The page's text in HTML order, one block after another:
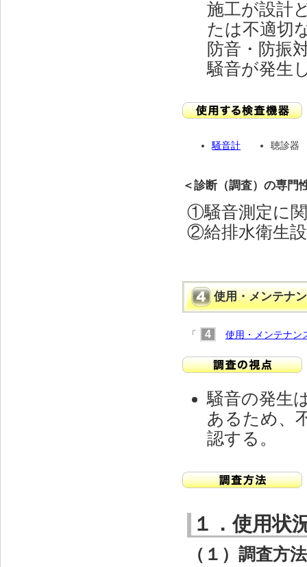
施工が設計
たは不適切
防音・防振
騒音が発生
騒音計 聴診器
＜診断（調査）の専門
①騒音測定に
②給排水衛生
使用・メンテナ
「 4 使用・メンテナン
騒音の発生
あるため、
認する。
１．使用状
（１）調査方法